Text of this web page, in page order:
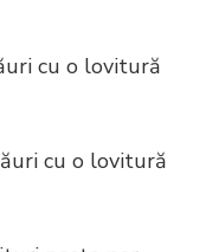
cu o lovitură
cu o lovitură